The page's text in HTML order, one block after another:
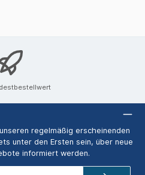
regelmäßig erscheinenden
unter den Ersten sein, über neue
informiert werden.